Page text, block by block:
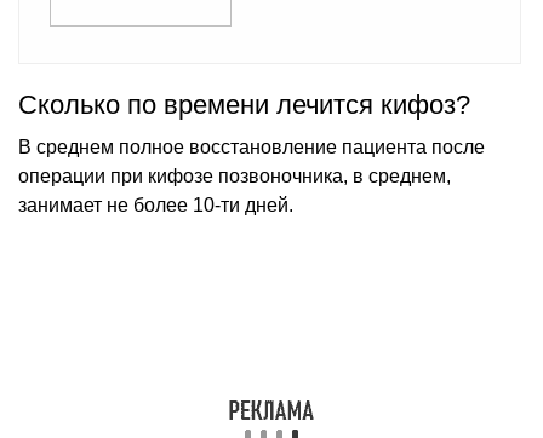
Сколько по времени лечится кифоз?
В среднем полное восстановление пациента после
операции при кифозе позвоночника, в среднем,
занимает не более 10-ти дней.